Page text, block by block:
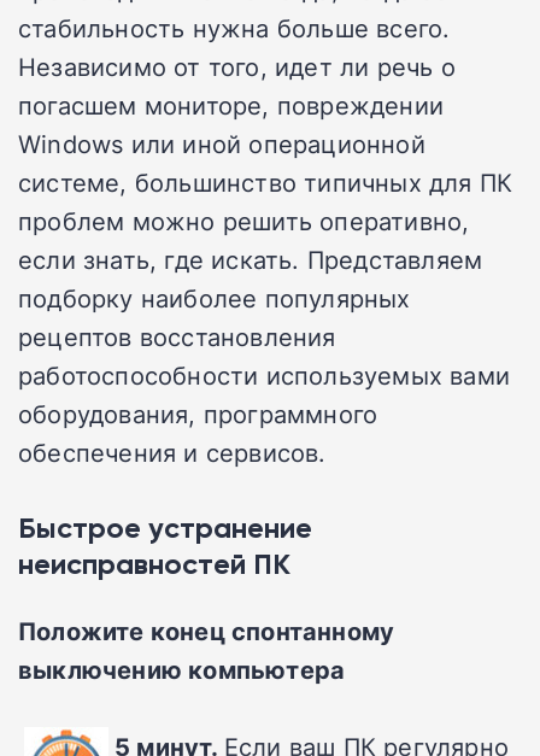
стабильность нужна больше всего.
Независимо от того, идет ли речь о
погасшем мониторе, повреждении
Windows или иной операционной
системе, большинство типичных для ПК
проблем можно решить оперативно,
если знать, где искать. Представляем
подборку наиболее популярных
рецептов восстановления
работоспособности используемых вами
оборудования, программного
обеспечения и сервисов.
Быстрое устранение
неисправностей ПК
Положите конец спонтанному
выключению компьютера
5 минут. Если ваш ПК регулярно